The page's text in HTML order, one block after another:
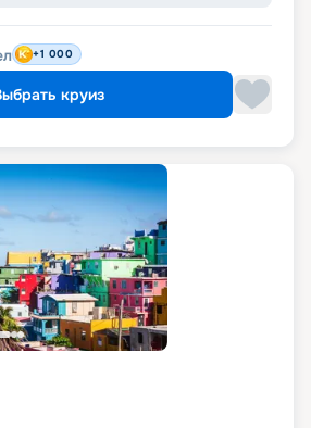
+1 000
круиз